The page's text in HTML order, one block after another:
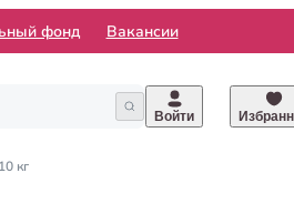
фонд Вакансии
Войти
кг